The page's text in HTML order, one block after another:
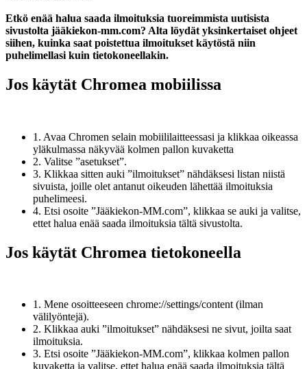
Etkö enää halua saada ilmoituksia tuoreimmista uutisista
sivustolta jääkiekon-mm.com? Alta löydät yksinkertaiset ohjeet
siihen, kuinka saat poistettua ilmoitukset käytöstä niin
puhelimellasi kuin tietokoneellakin.
Jos käytät Chromea mobiilissa
1. Avaa Chromen selain mobiililaitteessasi ja klikkaa oikeassa
yläkulmassa näkyvää kolmen pallon kuvaketta
2. Valitse ”asetukset”.
3. Klikkaa sitten auki ”ilmoitukset” nähdäksesi listan niistä
sivuista, joille olet antanut oikeuden lähettää ilmoituksia
puhelimeesi.
4. Etsi osoite ”Jääkiekon-MM.com”, klikkaa se auki ja valitse,
ettet halua enää saada ilmoituksia tältä sivustolta.
Jos käytät Chromea tietokoneella
1. Mene osoitteeseen chrome://settings/content (ilman
välilyöntejä).
2. Klikkaa auki ”ilmoitukset” nähdäksesi ne sivut, joilta saat
ilmoituksia.
3. Etsi osoite ”Jääkiekon-MM.com”, klikkaa kolmen pallon
kuvaketta ja valitse, ettet halua enää saada ilmoituksia tältä